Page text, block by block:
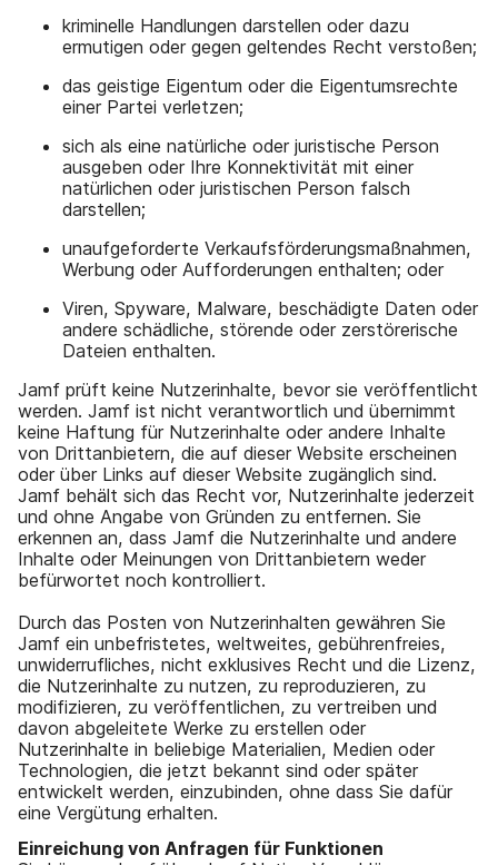
kriminelle Handlungen darstellen oder dazu
ermutigen oder gegen geltendes Recht verstoßen;
das geistige Eigentum oder die Eigentumsrechte
einer Partei verletzen;
sich als eine natürliche oder juristische Person
ausgeben oder Ihre Konnektivität mit einer
natürlichen oder juristischen Person falsch
darstellen;
unaufgeforderte Verkaufsförderungsmaßnahmen,
Werbung oder Aufforderungen enthalten; oder
Viren, Spyware, Malware, beschädigte Daten oder
andere schädliche, störende oder zerstörerische
Dateien enthalten.
Jamf prüft keine Nutzerinhalte, bevor sie veröffentlicht
werden. Jamf ist nicht verantwortlich und übernimmt
keine Haftung für Nutzerinhalte oder andere Inhalte
von Drittanbietern, die auf dieser Website erscheinen
oder über Links auf dieser Website zugänglich sind.
Jamf behält sich das Recht vor, Nutzerinhalte jederzeit
und ohne Angabe von Gründen zu entfernen. Sie
erkennen an, dass Jamf die Nutzerinhalte und andere
Inhalte oder Meinungen von Drittanbietern weder
befürwortet noch kontrolliert.
Durch das Posten von Nutzerinhalten gewähren Sie
Jamf ein unbefristetes, weltweites, gebührenfreies,
unwiderrufliches, nicht exklusives Recht und die Lizenz,
die Nutzerinhalte zu nutzen, zu reproduzieren, zu
modifizieren, zu veröffentlichen, zu vertreiben und
davon abgeleitete Werke zu erstellen oder
Nutzerinhalte in beliebige Materialien, Medien oder
Technologien, die jetzt bekannt sind oder später
entwickelt werden, einzubinden, ohne dass Sie dafür
eine Vergütung erhalten.
Einreichung von Anfragen für Funktionen